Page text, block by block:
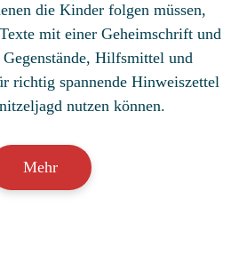
die Kinder folgen müssen,
mit einer Geheimschrift und
Hilfsmittel und
richtig spannende Hinweiszettel
nutzen können.
Mehr